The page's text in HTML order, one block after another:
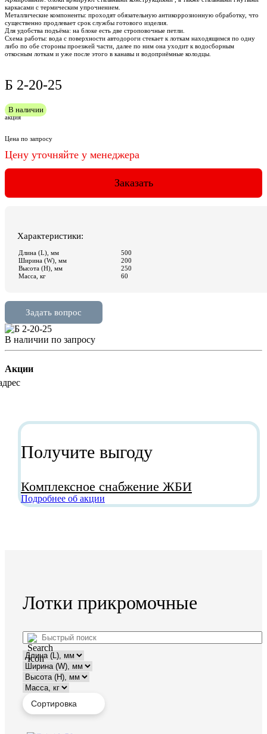
В наличии по запросу
Акции
Получите выгоду
Комплексное снабжение ЖБИ
Подробнее об акции
Лотки прикромочные